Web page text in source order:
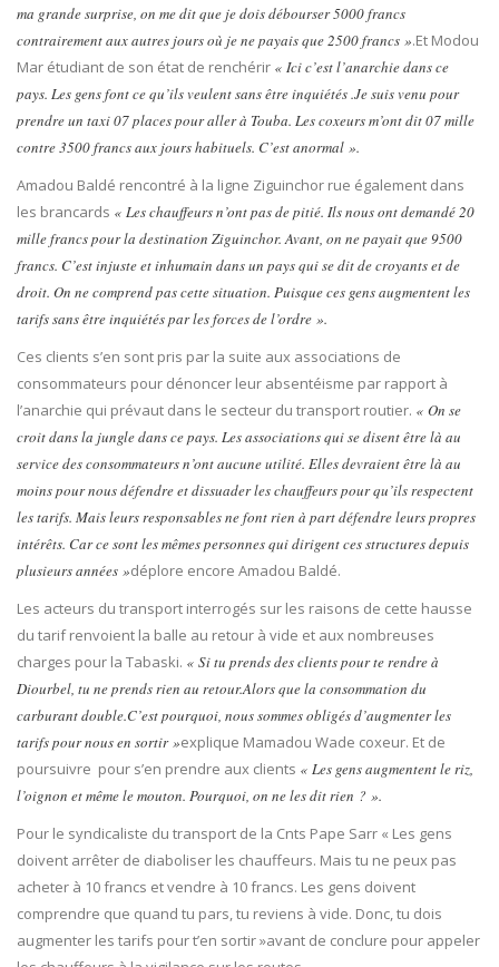
ma grande surprise, on me dit que je dois débourser 5000 francs
contrairement aux autres jours où je ne payais que 2500 francs ».Et Modou
Mar étudiant de son état de renchérir « Ici c’est l’anarchie dans ce
pays. Les gens font ce qu’ils veulent sans être inquiétés .Je suis venu pour
prendre un taxi 07 places pour aller à Touba. Les coxeurs m’ont dit 07 mille
contre 3500 francs aux jours habituels. C’est anormal ».
Amadou Baldé rencontré à la ligne Ziguinchor rue également dans
les brancards « Les chauffeurs n’ont pas de pitié. Ils nous ont demandé 20
mille francs pour la destination Ziguinchor. Avant, on ne payait que 9500
francs. C’est injuste et inhumain dans un pays qui se dit de croyants et de
droit. On ne comprend pas cette situation. Puisque ces gens augmentent les
tarifs sans être inquiétés par les forces de l’ordre ».
Ces clients s’en sont pris par la suite aux associations de
consommateurs pour dénoncer leur absentéisme par rapport à
l’anarchie qui prévaut dans le secteur du transport routier. « On se
croit dans la jungle dans ce pays. Les associations qui se disent être là au
service des consommateurs n’ont aucune utilité. Elles devraient être là au
moins pour nous défendre et dissuader les chauffeurs pour qu’ils respectent
les tarifs. Mais leurs responsables ne font rien à part défendre leurs propres
intérêts. Car ce sont les mêmes personnes qui dirigent ces structures depuis
plusieurs années »déplore encore Amadou Baldé.
Les acteurs du transport interrogés sur les raisons de cette hausse
du tarif renvoient la balle au retour à vide et aux nombreuses
charges pour la Tabaski. « Si tu prends des clients pour te rendre à
Diourbel, tu ne prends rien au retour.Alors que la consommation du
carburant double.C’est pourquoi, nous sommes obligés d’augmenter les
tarifs pour nous en sortir »explique Mamadou Wade coxeur. Et de
poursuivre pour s’en prendre aux clients « Les gens augmentent le riz,
l’oignon et même le mouton. Pourquoi, on ne les dit rien ? ».
Pour le syndicaliste du transport de la Cnts Pape Sarr « Les gens
doivent arrêter de diaboliser les chauffeurs. Mais tu ne peux pas
acheter à 10 francs et vendre à 10 francs. Les gens doivent
comprendre que quand tu pars, tu reviens à vide. Donc, tu dois
augmenter les tarifs pour t’en sortir »avant de conclure pour appeler